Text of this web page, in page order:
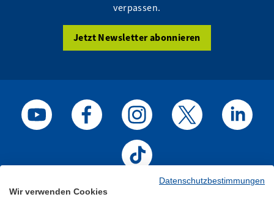
verpassen.
Jetzt Newsletter abonnieren
BGN auf TikTok
Datenschutz Kontakt
Datenschutzbestimmungen
Wir verwenden Cookies